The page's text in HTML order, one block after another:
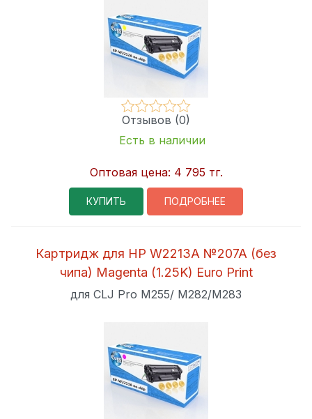
Отзывов (0)
Есть в наличии
Оптовая цена: 4 795 тг.
КУПИТЬ ПОДРОБНЕЕ
Картридж для HP W2213A №207A (без
чипа) Magenta (1.25K) Euro Print
для CLJ Pro M255/ M282/M283